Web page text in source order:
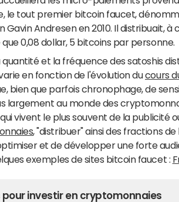
le tout premier bitcoin faucet,
Gavin Andresen en 2010. Il distribuait,
0,08 dollar, 5 bitcoins par personne.
quantité et la fréquence des satoshis
en fonction de l'évolution ducours
bien que parfois chronophage, de
largement au monde des
vivent le plus souvent de la publicité
, "distribuer" ainsi des fractions
et de développer une forte
exemples de sites bitcoin faucet :
pour investir en cryptomonnaies